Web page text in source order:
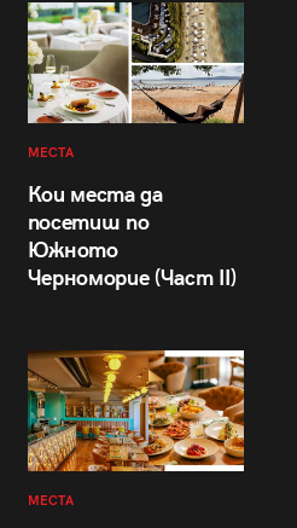
МЕСТА
Кои места да
посетиш по
Южното
Черноморие (Част II)
МЕСТА